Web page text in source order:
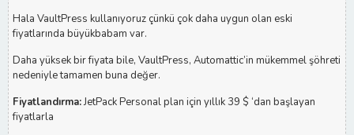
Hala VaultPress kullanıyoruz çünkü çok daha uygun olan eski
fiyatlarında büyükbabam var.
Daha yüksek bir fiyata bile, VaultPress, Automattic’in mükemmel şöhreti
nedeniyle tamamen buna değer.
Fiyatlandırma:JetPack Personal plan için yıllık 39 $ ‘dan başlayan
fiyatlarla